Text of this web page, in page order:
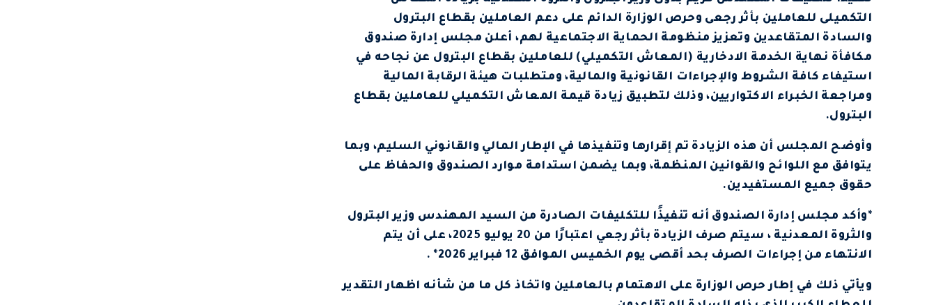
التكميلى للعاملين بأثر رجعى وحرص الوزارة الدائم على دعم العاملين بقطاع البترول
والسادة المتقاعدين وتعزيز منظومة الحماية الاجتماعية لهم، أعلن مجلس إدارة صندوق
مكافأة نهاية الخدمة الادخارية (المعاش التكميلي) للعاملين بقطاع البترول عن نجاحه في
استيفاء كافة الشروط والإجراءات القانونية والمالية، ومتطلبات هيئة الرقابة المالية
ومراجعة الخبراء الاكتواريين، وذلك لتطبيق زيادة قيمة المعاش التكميلي للعاملين بقطاع
البترول.
وأوضح المجلس أن هذه الزيادة تم إقرارها وتنفيذها في الإطار المالي والقانوني السليم، وبما
يتوافق مع اللوائح والقوانين المنظمة، وبما يضمن استدامة موارد الصندوق والحفاظ على
حقوق جميع المستفيدين.
*وأكد مجلس إدارة الصندوق أنه تنفيذًا للتكليفات الصادرة من السيد المهندس وزير البترول
والثروة المعدنية ، سيتم صرف الزيادة بأثر رجعي اعتبارًا من 20 يوليو 2025، على أن يتم
الانتهاء من إجراءات الصرف بحد أقصى يوم الخميس الموافق 12 فبراير 2026* .
ويأتي ذلك في إطار حرص الوزارة على الاهتمام بالعاملين واتخاذ كل ما من شأنه اظهار التقدير